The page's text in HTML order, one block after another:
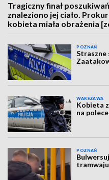
Tragiczny finał
znaleziono jej ciało.
kobieta miała obrażenia
POZNAŃ
Straszne
WARSZAWA
Kobieta
na
POZNAŃ